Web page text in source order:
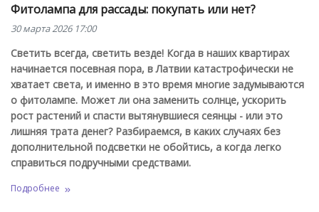
Фитолампа для рассады: покупать или нет?
30 марта 2026 17:00
Светить всегда, светить везде! Когда в наших квартирах
начинается посевная пора, в Латвии катастрофически не
хватает света, и именно в это время многие задумываются
о фитолампе. Может ли она заменить солнце, ускорить
рост растений и спасти вытянувшиеся сеянцы - или это
лишняя трата денег? Разбираемся, в каких случаях без
дополнительной подсветки не обойтись, а когда легко
справиться подручными средствами.
Подробнее